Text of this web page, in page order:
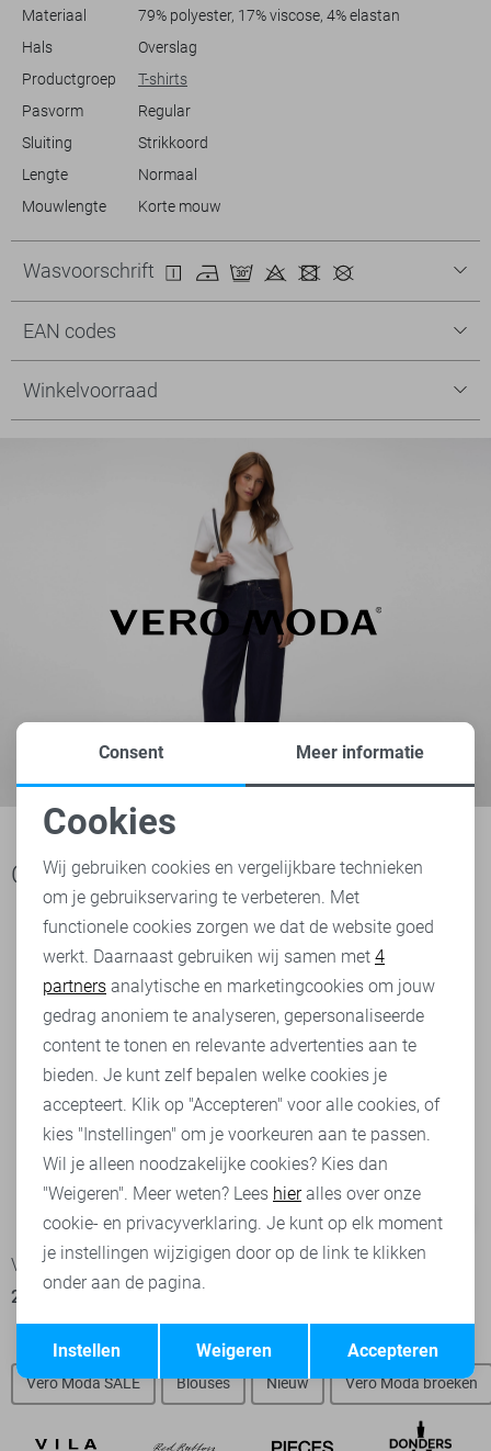
zomerse wandeling, deze top biedt precies de juiste balans tussen
Materiaal
79% polyester, 17% viscose, 4% elastan
Hals
Overslag
Productgroep
T-shirts
Pasvorm
Regular
Sluiting
Strikkoord
Lengte
Normaal
Mouwlengte
Korte mouw
Wasvoorschrift
EAN codes
Winkelvoorraad
Ook het bekijken waard
-50%
Vero Moda T-shirt
20,00
-50%
Vero Moda Korte broek
Vero Moda SALE Blouses Nieuw Vero Moda broeken
Noodzakelijke cookies
Personalisatie cookies
Analytische cookies
Marketing cookies
Terug Opslaan
Consent Meer informatie
Cookies
Wij gebruiken cookies en vergelijkbare technieken
om je gebruikservaring te verbeteren. Met
functionele cookies zorgen we dat de website goed
werkt. Daarnaast gebruiken wij samen met 4
partners analytische en marketingcookies om jouw
gedrag anoniem te analyseren, gepersonaliseerde
content te tonen en relevante advertenties aan te
bieden. Je kunt zelf bepalen welke cookies je
accepteert. Klik op "Accepteren" voor alle cookies, of
kies "Instellingen" om je voorkeuren aan te passen.
Wil je alleen noodzakelijke cookies? Kies dan
"Weigeren". Meer weten? Lees hieralles over onze
cookie- en privacyverklaring. Je kunt op elk moment
je instellingen wijzigigen door op de link te klikken
onder aan de pagina.
Accepteren
Weigeren
Instellen